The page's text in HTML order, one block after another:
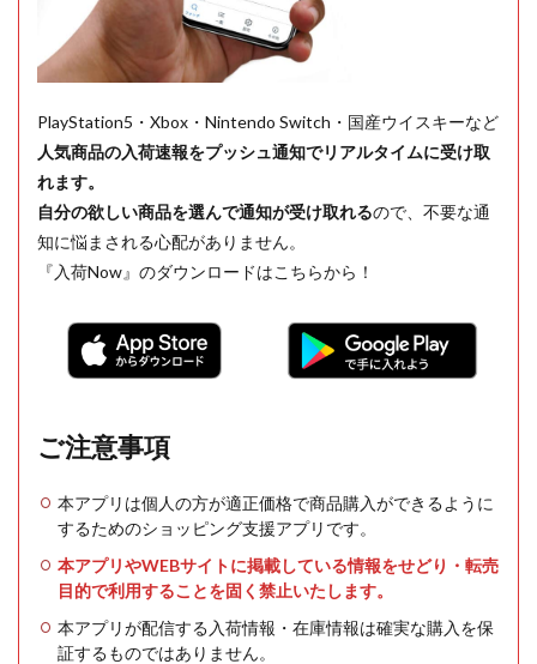
PlayStation5・Xbox・Nintendo Switch・国産ウイスキーなど
人気商品の入荷速報をプッシュ通知でリアルタイムに受け取
れます。
自分の欲しい商品を選んで通知が受け取れるので、不要な通
知に悩まされる心配がありません。
『入荷Now』のダウンロードはこちらから！
ご注意事項
本アプリは個人の方が適正価格で商品購入ができるように
するためのショッピング支援アプリです。
本アプリやWEBサイトに掲載している情報をせどり・転売
目的で利用することを固く禁止いたします。
本アプリが配信する入荷情報・在庫情報は確実な購入を保
証するものではありません。